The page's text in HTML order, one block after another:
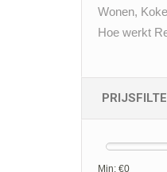
Wonen,
Hoe werkt
Min: €0